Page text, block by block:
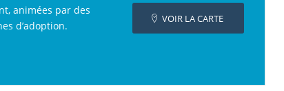
animées par des
d’adoption.
VOIR LA CARTE